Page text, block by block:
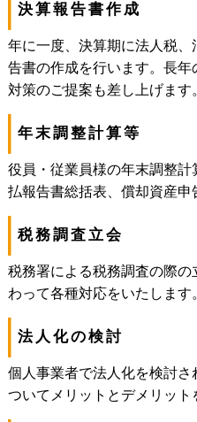
決算報告書作成
年に一度、決算期に法人税
告書の作成を行います。長
対策のご提案も差し上げます
年末調整計算等
役員・従業員様の年末調整
払報告書総括表、償却資産申
税務調査立会
税務署による税務調査の際
わって各種対応をいたします
法人化の検討
個人事業者で法人化を検討
ついてメリットとデメリット